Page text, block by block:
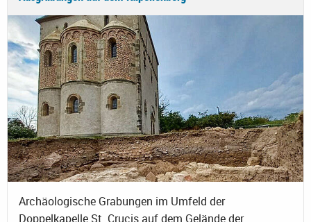
Archäologische Grabungen im Umfeld der
Doppelkapelle St. Crucis auf dem Gelände der